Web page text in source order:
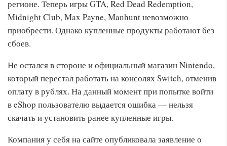
регионе. Теперь игры GTA, Red Dead Redemption,
Midnight Club, Max Payne, Manhunt невозможно
приобрести. Однако купленные продукты работают без
сбоев.
Не остался в стороне и официальный магазин Nintendo,
который перестал работать на консолях Switch, отменив
оплату в рублях. На данный момент при попытке войти
в eShop пользователю выдается ошибка — нельзя
скачать и установить ранее купленные игры.
Компания у себя на сайте опубликовала заявление о